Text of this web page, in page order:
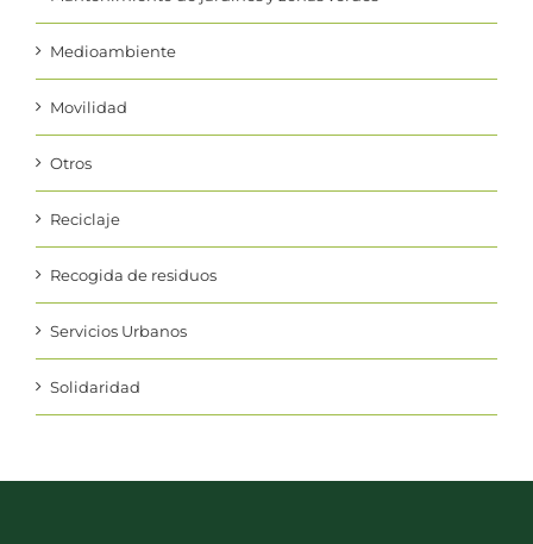
Medioambiente
Movilidad
Otros
Reciclaje
Recogida de residuos
Servicios Urbanos
Solidaridad